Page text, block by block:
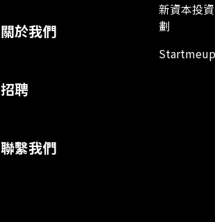
關於我們
招聘
聯繫我們
新資本投
劃